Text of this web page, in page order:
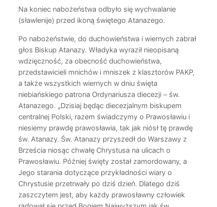
Na koniec nabożeństwa odbyło się wychwalanie
(sławlenije) przed ikoną świętego Atanazego.
Po nabożeństwie, do duchowieństwa i wiernych zabrał
głos Biskup Atanazy. Władyka wyraził nieopisaną
wdzięczność, za obecność duchowieństwa,
przedstawicieli mnichów i mniszek z klasztorów PAKP,
a także wszystkich wiernych w dniu święta
niebiańskiego patrona Ordynariusza diecezji – św.
Atanazego. „Dzisiaj będąc diecezjalnym biskupem
centralnej Polski, razem świadczymy o Prawosławiu i
niesiemy prawdę prawosławia, tak jak niósł tę prawdę
św. Atanazy. Św. Atanazy przyszedł do Warszawy z
Brześcia niosąc chwałę Chrystusa na ulicach o
Prawosławiu. Później święty został zamordowany, a
Jego starania dotyczące przykładności wiary o
Chrystusie przetrwały po dziś dzień. Dlatego dziś
zaszczytem jest, aby każdy prawosławny człowiek